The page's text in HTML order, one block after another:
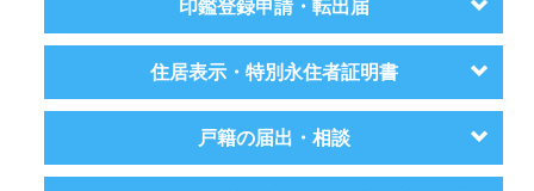
印鑑登録申請・転出届
住居表示・特別永住者証明書
戸籍の届出・相談